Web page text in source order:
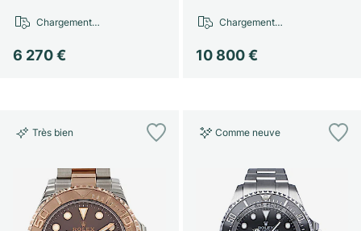
6 270 €
Chargement…
10 800 €
Chargement…
Très bien Comme neuve